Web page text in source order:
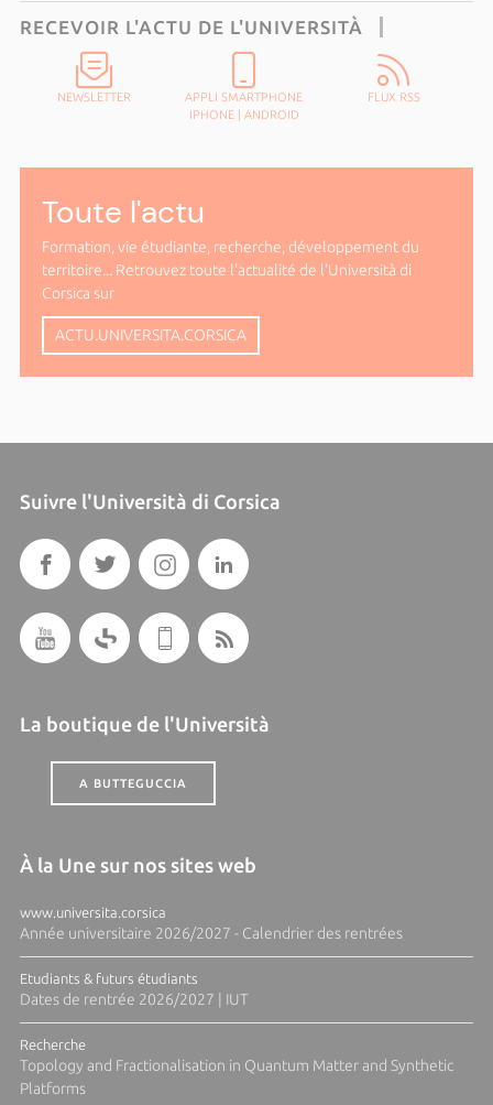
RECEVOIR L'ACTU DE L'UNIVERSITÀ
NEWSLETTER
APPLI SMARTPHONE
IPHONE| ANDROID
FLUX RSS
Toute l'actu
Formation, vie étudiante, recherche, développement du
territoire... Retrouvez toute l'actualité de l'Università di
Corsica sur
ACTU.UNIVERSITA.CORSICA
Suivre l'Università di Corsica
La boutique de l'Università
A BUTTEGUCCIA
À la Une sur nos sites web
www.universita.corsica
Année universitaire 2026/2027 - Calendrier des rentrées
Etudiants & futurs étudiants
Dates de rentrée 2026/2027 | IUT
Recherche
Topology and Fractionalisation in Quantum Matter and Synthetic
Platforms